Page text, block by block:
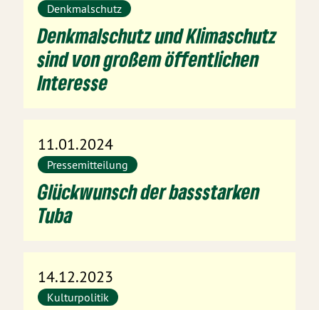
Denkmalschutz
Denkmalschutz und Klimaschutz
sind von großem öffentlichen
Interesse
11.01.2024
Pressemitteilung
Glückwunsch der bassstarken
Tuba
14.12.2023
Kulturpolitik